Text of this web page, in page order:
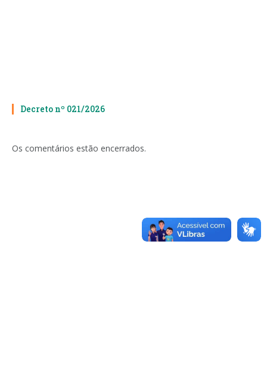
Decreto nº 021/2026
Os comentários estão encerrados.